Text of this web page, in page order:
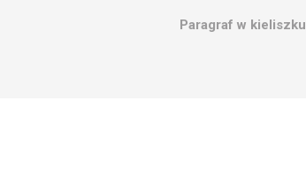
Paragraf w kieliszku